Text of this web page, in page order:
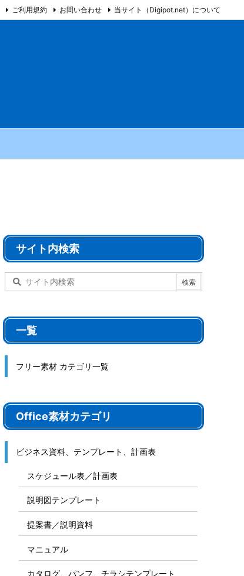
ご利用規約 お問い合わせ 当サイト（Digipot.net）について
サイト内検索
一覧
フリー素材 カテゴリ一覧
Office素材カテゴリ
ビジネス資料、テンプレート、計画表
スケジュール表／計画表
説明図テンプレート
提案書／説明資料
マニュアル
カタログ、パンフ、チラシテンプレート